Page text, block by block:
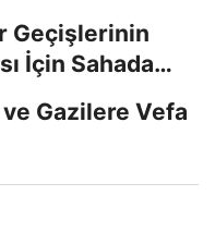
Geçişlerinin
İçin Sahada
Gazilere Vefa